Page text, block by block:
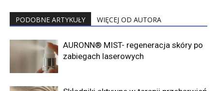
PODOBNE ARTYKUŁY WIĘCEJ OD AUTORA
AURONN® MIST- regeneracja skóry po
zabiegach laserowych